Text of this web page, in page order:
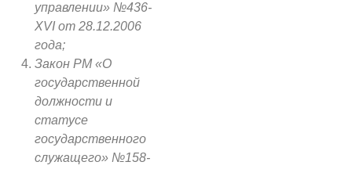
управлении» №436-
XVI от 28.12.2006
года;
Закон РМ «О
государственной
должности и
статусе
государственного
служащего» №158-